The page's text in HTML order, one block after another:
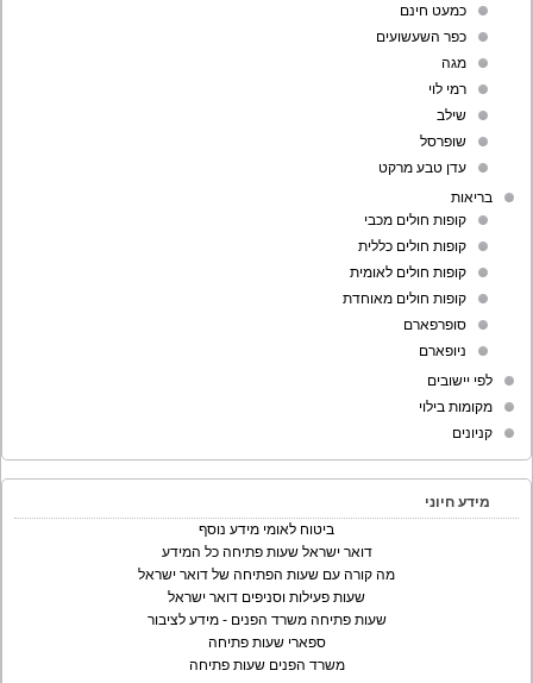
כמעט חינם
כפר השעשועים
מגה
רמי לוי
שילב
שופרסל
עדן טבע מרקט
בריאות
קופות חולים מכבי
קופות חולים כללית
קופות חולים לאומית
קופות חולים מאוחדת
סופרפארם
ניופארם
לפי יישובים
מקומות בילוי
קניונים
מידע חיוני
ביטוח לאומי מידע נוסף
דואר ישראל שעות פתיחה כל המידע
מה קורה עם שעות הפתיחה של דואר ישראל
שעות פעילות וסניפים דואר ישראל
שעות פתיחה משרד הפנים - מידע לציבור
ספארי שעות פתיחה
משרד הפנים שעות פתיחה